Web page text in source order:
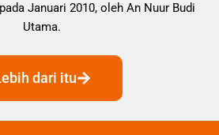
Januari 2010, oleh An Nuur Budi
Utama.
dari itu